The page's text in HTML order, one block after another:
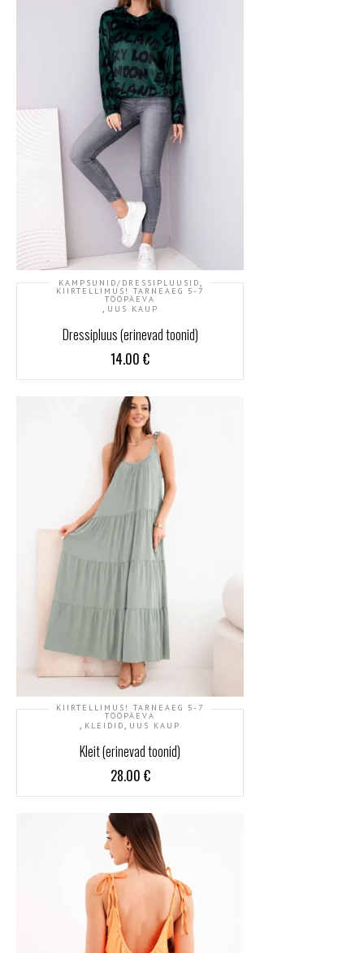
KAMPSUNID/DRESSIPLUUSID,
KIIRTELLIMUS! TARNEAEG 5-7
TÖÖPÄEVA
, UUS KAUP
Dressipluus (erinevad toonid)
14.00 €
KIIRTELLIMUS! TARNEAEG 5-7
TÖÖPÄEVA
KLEIDID UUS KAUP
Kleit (erinevad toonid)
28.00 €